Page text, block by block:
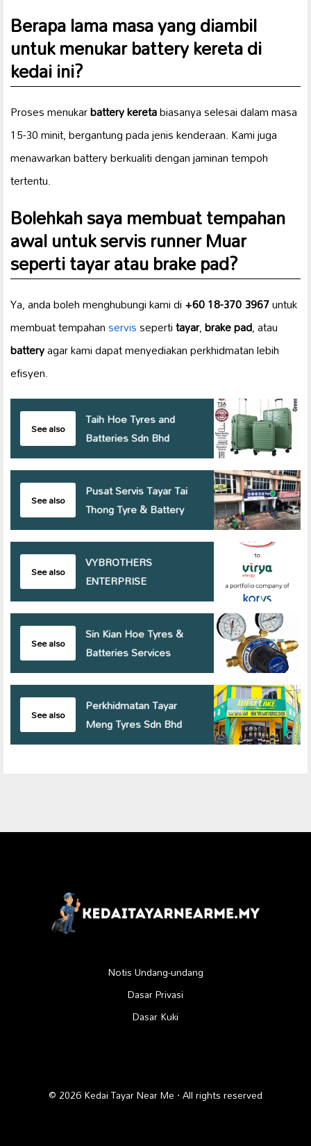
Berapa lama masa yang diambil
untuk menukarbattery keretadi
kedai ini?
Proses menukarbattery keretabiasanya selesai dalam masa
15-30 minit, bergantung pada jenis kenderaan. Kami juga
menawarkan battery berkualiti dengan jaminan tempoh
tertentu.
Bolehkah saya membuat tempahan
awal untuk servisrunner Muar
seperti tayar atau brake pad?
Ya, anda boleh menghubungi kami di+60 18-370 3967untuk
membuat tempahanservissepertitayar,brake pad, atau
batteryagar kami dapat menyediakan perkhidmatan lebih
efisyen.
See also
Taih Hoe Tyres and
Batteries Sdn Bhd
See also
Pusat Servis Tayar Tai
Thong Tyre & Battery
See also
VYBROTHERS
ENTERPRISE
See also
Sin Kian Hoe Tyres &
Batteries Services
See also
Perkhidmatan Tayar
Meng Tyres Sdn Bhd
Notis Undang-undang
Dasar Privasi
Dasar Kuki
© 2026 Kedai Tayar Near Me · All rights reserved